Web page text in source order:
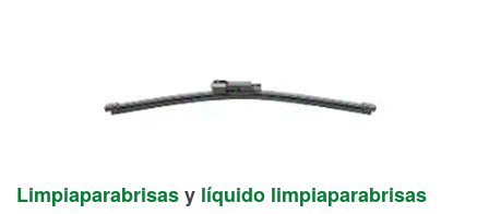
Limpiaparabrisasy líquido limpiaparabrisas